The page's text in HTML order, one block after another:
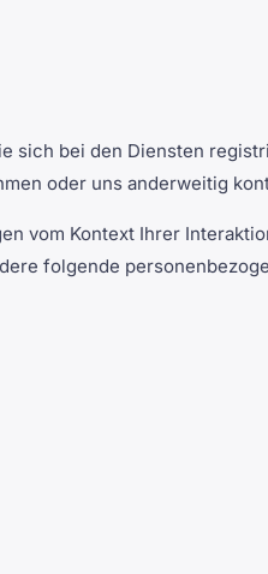
bei den Diensten
oder uns anderweitig
vom Kontext Ihrer
folgende